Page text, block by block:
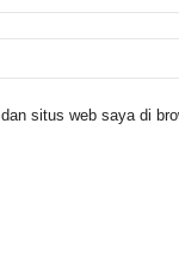
situs web saya di